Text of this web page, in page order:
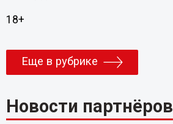
18+
Еще в рубрике
Новости партнёров